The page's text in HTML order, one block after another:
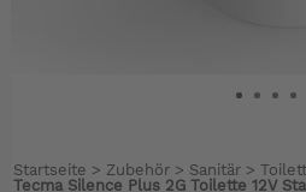
Startseite > Zubehör> Sanitär>
Tecma Silence Plus 2G Toilette 12V